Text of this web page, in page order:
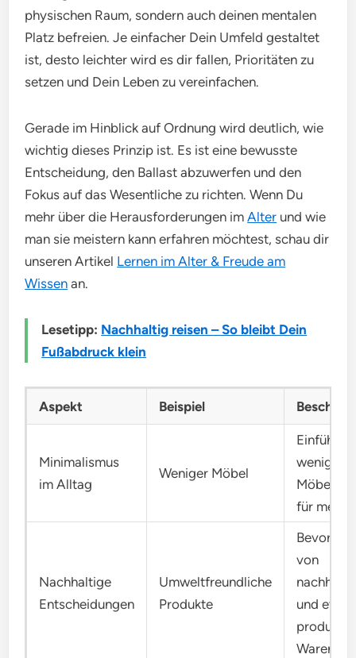
physischen Raum, sondern auch deinen mentalen
Platz befreien. Je einfacher Dein Umfeld gestaltet
ist, desto leichter wird es dir fallen, Prioritäten zu
setzen und Dein Leben zu vereinfachen.
Gerade im Hinblick auf Ordnung wird deutlich, wie
wichtig dieses Prinzip ist. Es ist eine bewusste
Entscheidung, den Ballast abzuwerfen und den
Fokus auf das Wesentliche zu richten. Wenn Du
mehr über die Herausforderungen imAlter und wie
man sie meistern kann erfahren möchtest, schau dir
unseren Artikel Lernen im Alter & Freude am
Wissen an.
Lesetipp: Nachhaltig reisen – So bleibt Dein
Fußabdruck klein
Aspekt Beispiel
Minimalismus
im Alltag
Weniger Möbel
weniger
für mehr
Nachhaltige
Entscheidungen
Umweltfreundliche
Produkte
von
und
Waren.